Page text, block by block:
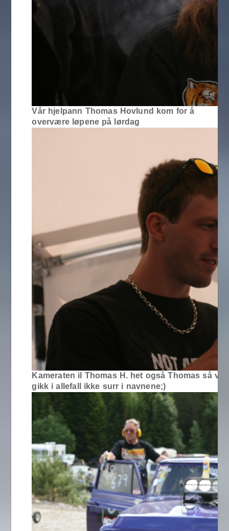
Vår hjelpann Thomas Hovlund kom for å
overvære løpene på lørdag
Kameraten il Thomas H. het også Thomas så vi
gikk i allefall ikke surr i navnene;)